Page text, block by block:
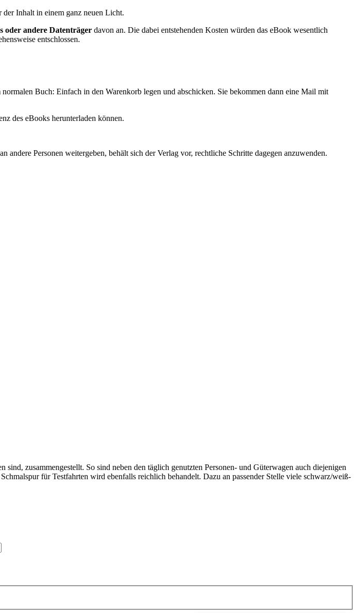
der Inhalt in einem ganz neuen Licht.
oder andere Datenträger davon an. Die dabei entstehenden Kosten würden das eBook wesentlich
entschlossen.
Buch: Einfach in den Warenkorb legen und abschicken. Sie bekommen dann eine Mail mit
des eBooks herunterladen können.
Personen weitergeben, behält sich der Verlag vor, rechtliche Schritte dagegen anzuwenden.
zusammengestellt. So sind neben den täglich genutzten Personen- und Güterwagen auch diejenigen
für Testfahrten wird ebenfalls reichlich behandelt. Dazu an passender Stelle viele schwarz/weiß-